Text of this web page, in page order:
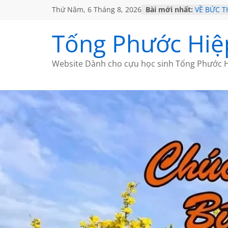
Thứ Năm, 6 Tháng 8, 2026 Bài mới nhất: VỀ BỨC
MỘT ĐỜI
SÁCH
BẤT
CÀ PHÊ
Tống Phước
Website Dành cho cựu học sinh Tống Phước